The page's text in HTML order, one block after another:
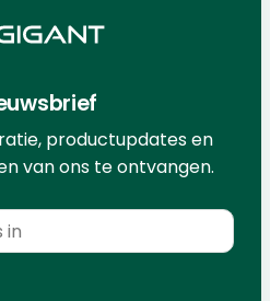
productupdates en
van ons te ontvangen.